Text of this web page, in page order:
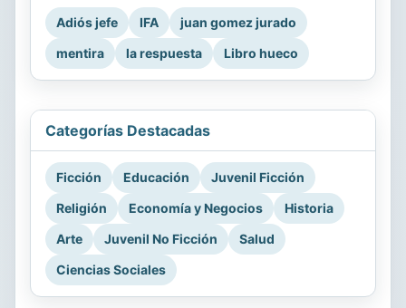
Adiós jefe IFA
juan gomez jurado
mentira
la respuesta Libro hueco
Categorías Destacadas
Ficción Educación
Juvenil Ficción
Religión
Economía y Negocios
Historia
Arte
Juvenil No Ficción
Salud
Ciencias Sociales